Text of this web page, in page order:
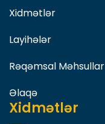
Xidmətlər
Layihələr
Rəqəmsal Məhsullar
Əlaqə
Xidmətlər